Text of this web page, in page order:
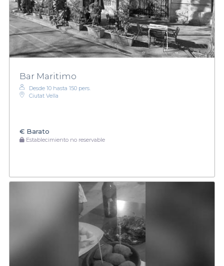
Bar Maritimo
Desde 10 hasta 150 pers.
Ciutat Vella
€ Barato
Establecimiento no reservable